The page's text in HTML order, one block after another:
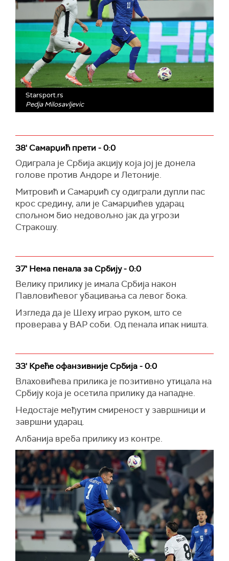
Starsport.rs
Pedja Milosavljevic
38' Самарџић прети - 0:0
Одиграла је Србија акцију која јој је донела
голове против Андоре и Летоније.
Митровић и Самарџић су одиграли дупли пас
крос средину, али је Самарџићев ударац
спољном био недовољно јак да угрози
Стракошу.
37' Нема пенала за Србију - 0:0
Велику прилику је имала Србија након
Павловићевог убацивања са левог бока.
Изгледа да је Шеху играо руком, што се
проверава у ВАР соби. Од пенала ипак ништа.
33' Креће офанзивније Србија - 0:0
Влаховићева прилика је позитивно утицала на
Србију која је осетила прилику да нападне.
Недостаје међутим смиреност у завршници и
завршни ударац.
Албанија вреба прилику из контре.